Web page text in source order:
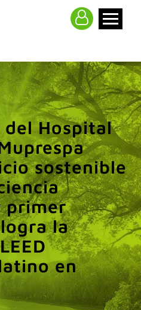
del Hospital
sostenible
primer
la
en